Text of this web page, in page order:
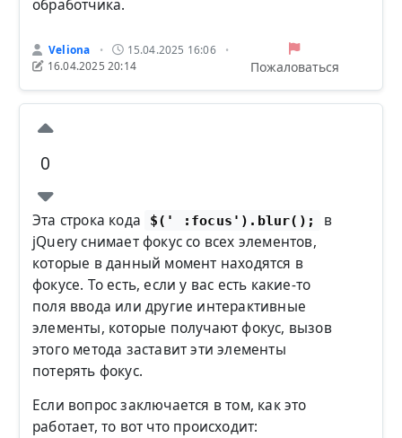
обработчика.
Veliona • 15.04.2025 16:06 •
16.04.2025 20:14 Пожаловаться
0
Эта строка кода $(' :focus').blur();
в
jQuery снимает фокус со всех элементов,
которые в данный момент находятся в
фокусе. То есть, если у вас есть какие-то
поля ввода или другие интерактивные
элементы, которые получают фокус, вызов
этого метода заставит эти элементы
потерять фокус.
Если вопрос заключается в том, как это
работает, то вот что происходит: